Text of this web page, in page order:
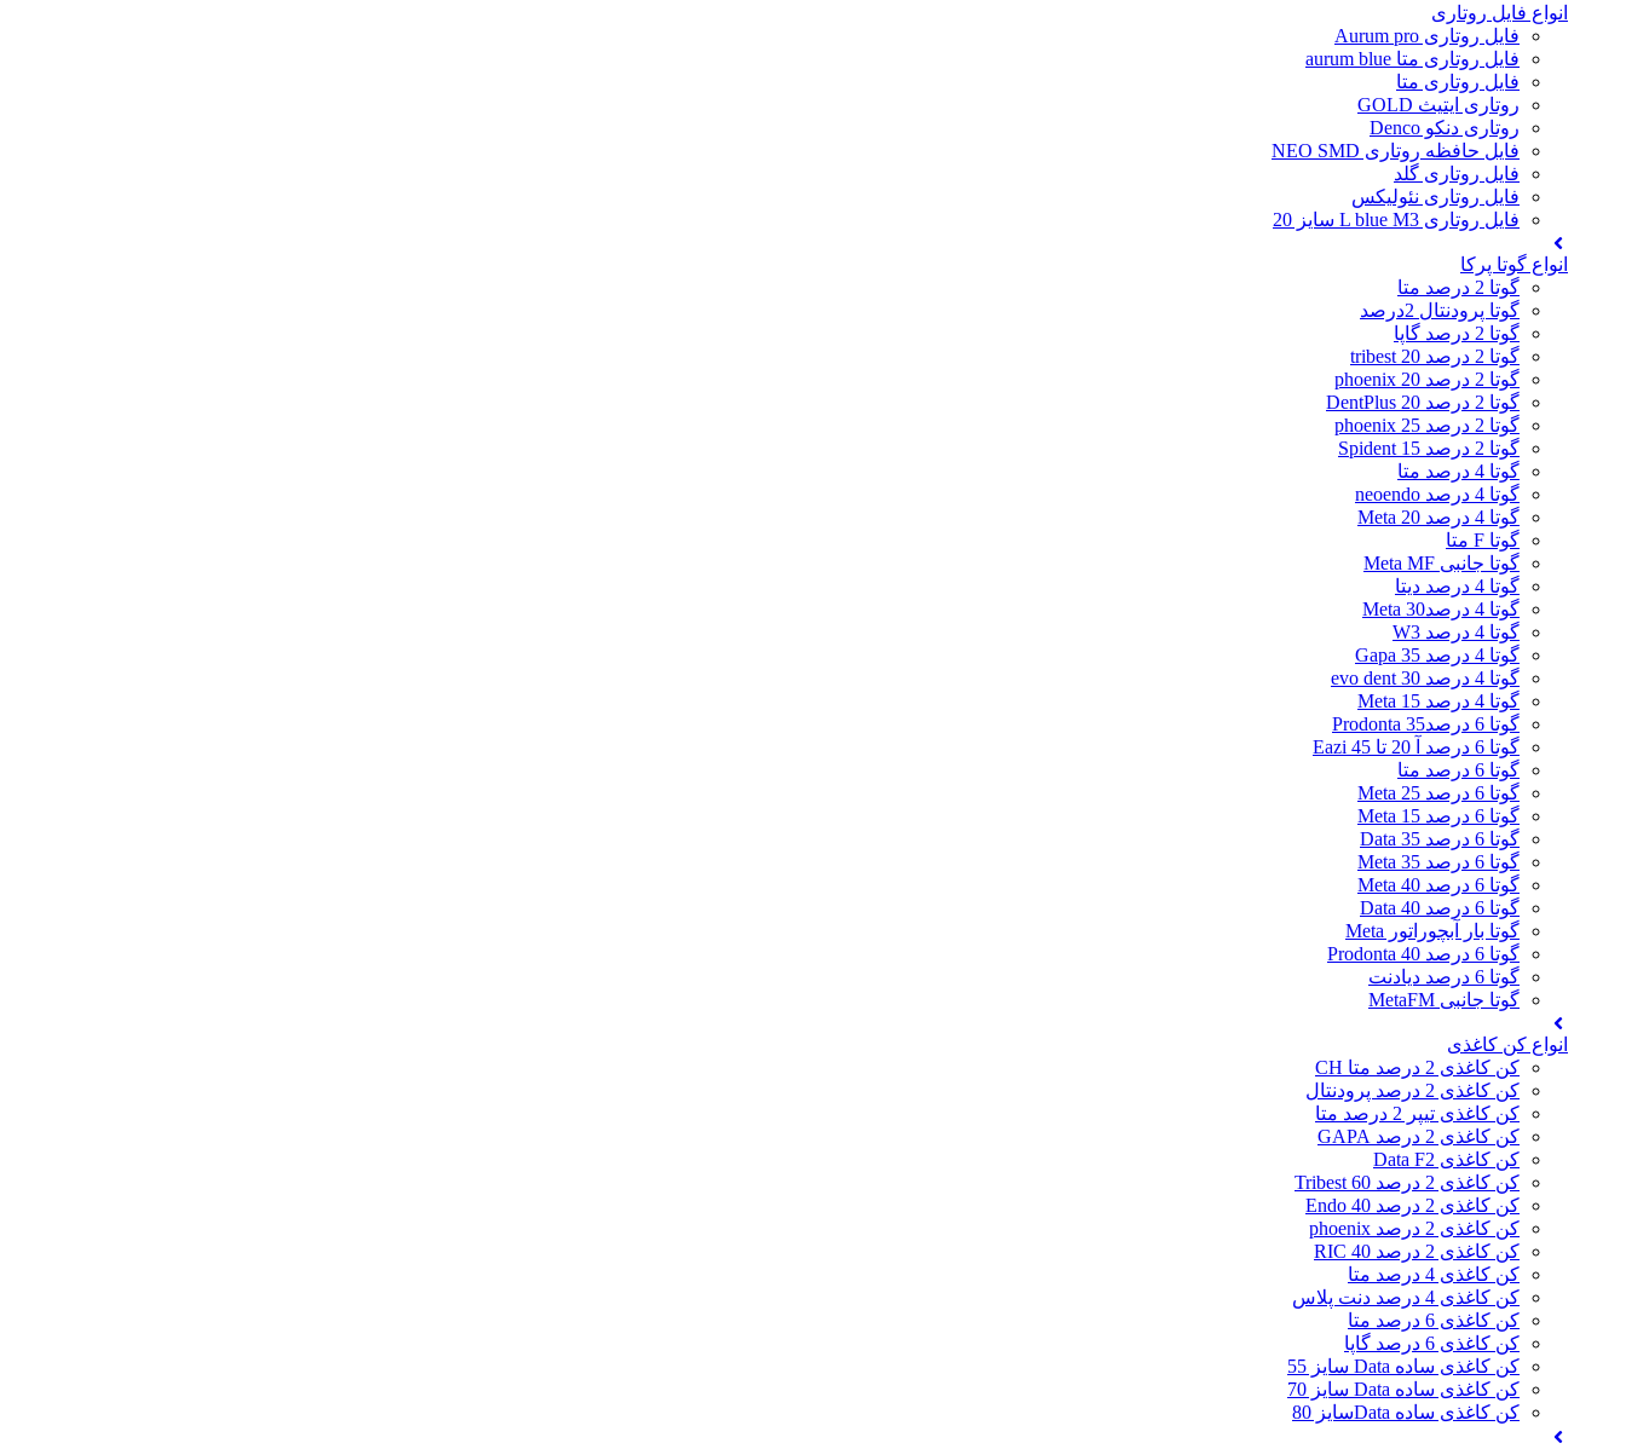
انواع فایل روتاری
فایل روتاری Aurum pro
فایل روتاری متا aurum blue
فایل روتاری متا
روتاری ایتیث GOLD
روتاری دنکو Denco
فایل حافظه روتاری NEO SMD
فایل روتاری گلد
فایل روتاری نئولیکس
فایل روتاری L blue M3 سایز 20
انواع گوتا پرکا
گوتا 2 درصد متا
گوتا پرودنتال 2درصد
گوتا 2 درصد گاپا
گوتا 2 درصد 20 tribest
گوتا 2 درصد 20 phoenix
گوتا 2 درصد 20 DentPlus
گوتا 2 درصد 25 phoenix
گوتا 2 درصد 15 Spident
گوتا 4 درصد متا
گوتا 4 درصد neoendo
گوتا 4 درصد 20 Meta
گوتا F متا
گوتا جانبی Meta MF
گوتا 4 درصد دیتا
گوتا 4 درصد30 Meta
گوتا 4 درصد W3
گوتا 4 درصد 35 Gapa
گوتا 4 درصد 30 evo dent
گوتا 4 درصد 15 Meta
گوتا 6 درصد35 Prodonta
گوتا 6 درصد آ 20 تا 45 Eazi
گوتا 6 درصد متا
گوتا 6 درصد 25 Meta
گوتا 6 درصد 15 Meta
گوتا 6 درصد 35 Data
گوتا 6 درصد 35 Meta
گوتا 6 درصد 40 Meta
گوتا 6 درصد 40 Data
گوتا بار آبچوراتور Meta
گوتا 6 درصد 40 Prodonta
گوتا 6 درصد دیادنت
گوتا جانبی MetaFM
انواع کن کاغذی
کن کاغذی 2 درصد متا CH
کن کاغذی 2 درصد پرودنتال
کن کاغذی تیپر 2 درصد متا
کن کاغذی 2 درصد GAPA
کن کاغذی Data F2
کن کاغذی 2 درصد 60 Tribest
کن کاغذی 2 درصد 40 Endo
کن کاغذی 2 درصد phoenix
کن کاغذی 2 درصد 40 RIC
کن کاغذی 4 درصد متا
کن کاغذی 4 درصد دنت پلاس
کن کاغذی 6 درصد متا
کن کاغذی 6 درصد گاپا
کن کاغذی ساده Data سایز 55
کن کاغذی ساده Data سایز 70
کن کاغذی ساده Dataسایز 80